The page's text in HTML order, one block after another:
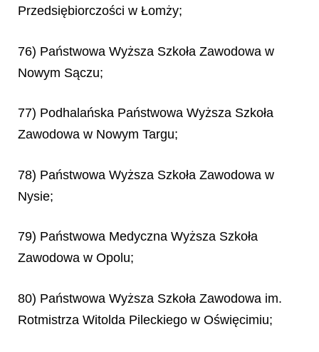
Przedsiębiorczości w Łomży;
76) Państwowa Wyższa Szkoła Zawodowa w
Nowym Sączu;
77) Podhalańska Państwowa Wyższa Szkoła
Zawodowa w Nowym Targu;
78) Państwowa Wyższa Szkoła Zawodowa w
Nysie;
79) Państwowa Medyczna Wyższa Szkoła
Zawodowa w Opolu;
80) Państwowa Wyższa Szkoła Zawodowa im.
Rotmistrza Witolda Pileckiego w Oświęcimiu;